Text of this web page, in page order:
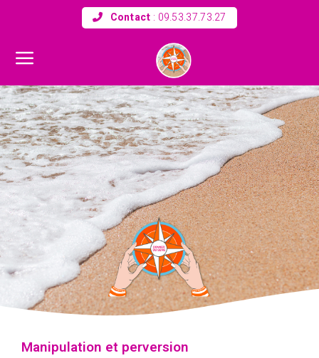
Contact : 09.53.37.73.27
Manipulation et perversion